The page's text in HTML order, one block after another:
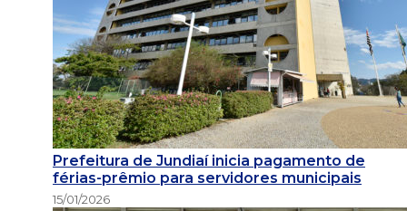
Prefeitura de Jundiaí inicia pagamento de
férias-prêmio para servidores municipais
15/01/2026